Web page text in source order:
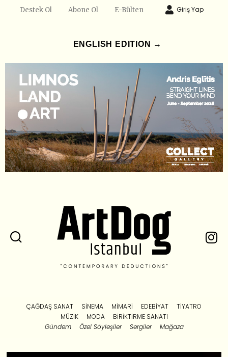
Destek Ol Abone Ol E-Bülten Giriş Yap
ENGLISH EDITION →
ÇAĞDAŞ SANAT SINEMA MIMARI EDEBIYAT
TIYATRO
MÜZIK
MODA
BIRIKTIRME SANATI
Gündem
Özel Söyleşiler Sergiler Mağaza